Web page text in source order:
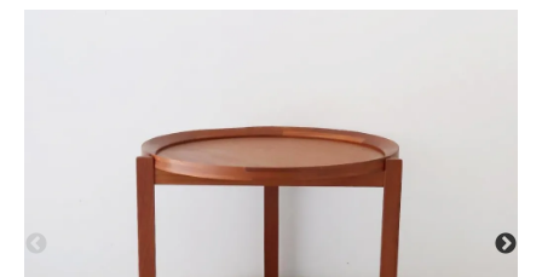
ポイントについて
配送料について